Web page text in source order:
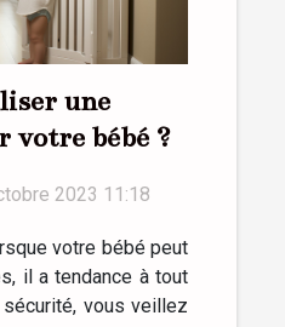
une
votre bébé ?
2023 11:18
votre bébé peut
il a tendance à tout
vous veillez